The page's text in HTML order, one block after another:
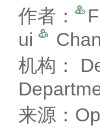
作者：
ui
机构：
来源：